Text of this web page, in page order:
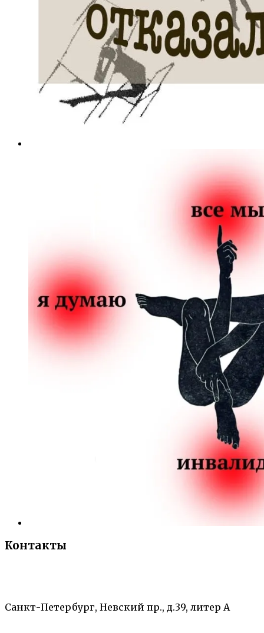
Контакты
Санкт-Петербург, Невский пр., д.39, литер А